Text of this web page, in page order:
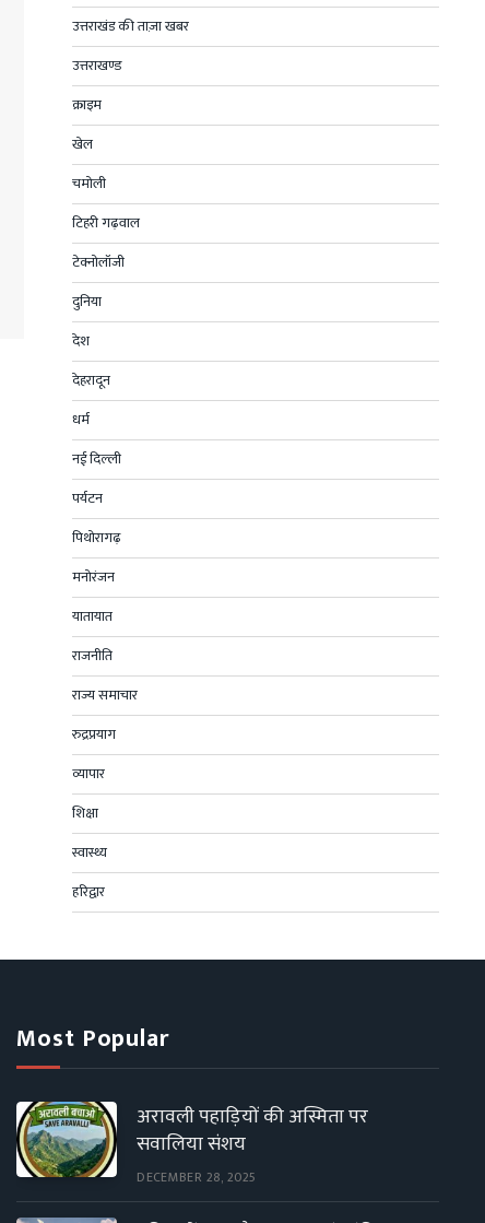
उत्तराखंड की ताज़ा खबर
उत्तराखण्ड
क्राइम
खेल
चमोली
टिहरी गढ़वाल
टेक्नोलॉजी
दुनिया
देश
देहरादून
धर्म
नई दिल्ली
पर्यटन
पिथोरागढ़
मनोरंजन
यातायात
राजनीति
राज्य समाचार
रुद्रप्रयाग
व्यापार
शिक्षा
स्वास्थ्य
हरिद्वार
Most Popular
अरावली पहाड़ियों की अस्मिता पर
सवालिया संशय
DECEMBER 28, 2025